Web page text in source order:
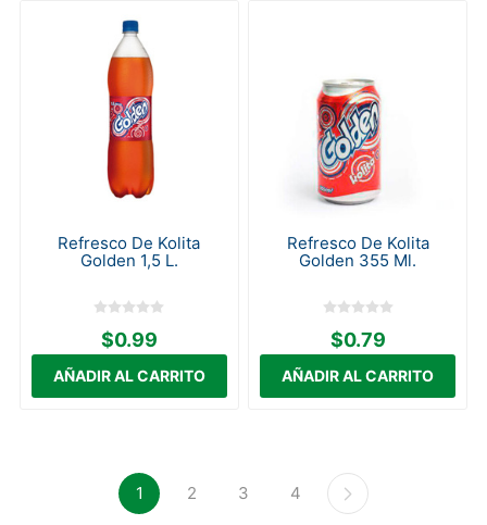
Refresco De Kolita
Golden 1,5 L.
$0.99
Refresco De Kolita
Golden 355 Ml.
$0.79
1 2 3 4